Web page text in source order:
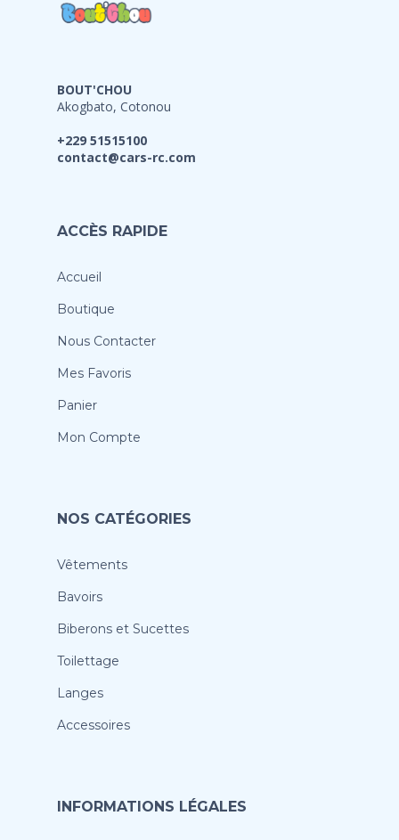
BOUT'CHOU
Akogbato, Cotonou
+229 51515100
contact@cars-rc.com
ACCÈS RAPIDE
Accueil
Boutique
Nous Contacter
Mes Favoris
Panier
Mon Compte
NOS CATÉGORIES
Vêtements
Bavoirs
Biberons et Sucettes
Toilettage
Langes
Accessoires
INFORMATIONS LÉGALES